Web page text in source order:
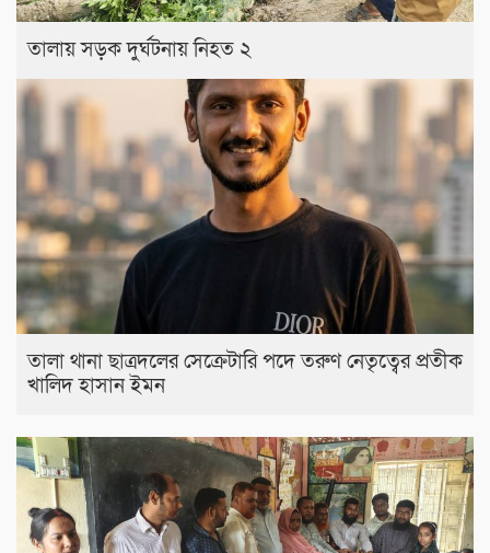
তালায় সড়ক দুর্ঘটনায় নিহত ২
তালা থানা ছাত্রদলের সেক্রেটারি পদে তরুণ নেতৃত্বের প্রতীক
খালিদ হাসান ইমন